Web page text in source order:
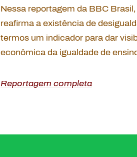
Nessa reportagem da BBC
reafirma a existência de
termos um indicador para dar
econômica da igualdade de
Reportagem completa